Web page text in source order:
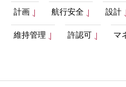
計画 航行安全 設計
維持管理 許認可 マ